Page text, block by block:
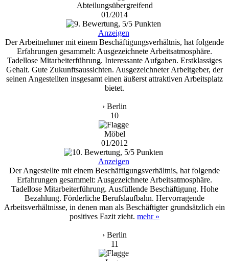
Abteilungsübergreifend
01/2014
Anzeigen
Der Arbeitnehmer mit einem Beschäftigungsverhältnis, hat folgende
Erfahrungen gesammelt: Ausgezeichnete Arbeitsatmosphäre.
Tadellose Mitarbeiterführung. Interessante Aufgaben. Erstklassiges
Gehalt. Gute Zukunftsaussichten. Ausgezeichneter Arbeitgeber, der
seinen Angestellten insgesamt einen äußerst attraktiven Arbeitsplatz
bietet.
› Berlin
10
Möbel
01/2012
Anzeigen
Der Angestellte mit einem Beschäftigungsverhältnis, hat folgende
Erfahrungen gesammelt: Ausgezeichnete Arbeitsatmosphäre.
Tadellose Mitarbeiterführung. Ausfüllende Beschäftigung. Hohe
Bezahlung. Förderliche Berufslaufbahn. Hervorragende
Arbeitsverhältnisse, in denen man als Beschäftigter grundsätzlich ein
positives Fazit zieht. mehr »
› Berlin
11